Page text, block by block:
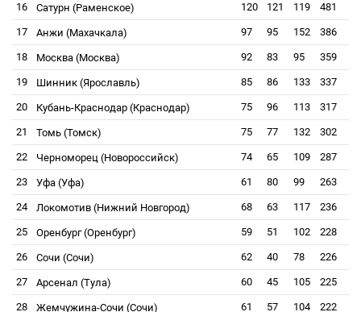
16 Сатурн (Раменское) 120 121 119 481
17 Анжи (Махачкала) 97 95 152 386
18 Москва (Москва) 92 83 95 359
19 Шинник (Ярославль) 85 86 133 337
20 Кубань-Краснодар (Краснодар) 75 96 113 317
21 Томь (Томск) 75 77 132 302
22 Черноморец (Новороссийск) 74 65 109 287
23 Уфа (Уфа) 61 80 99 263
24 Локомотив (Нижний Новгород) 68 63 117 236
25 Оренбург (Оренбург) 59 51 102 228
26 Сочи (Сочи) 62 40 78 226
27 Арсенал (Тула) 60 45 105 225
28 Жемчужина-Сочи (Сочи) 61 57 104 222